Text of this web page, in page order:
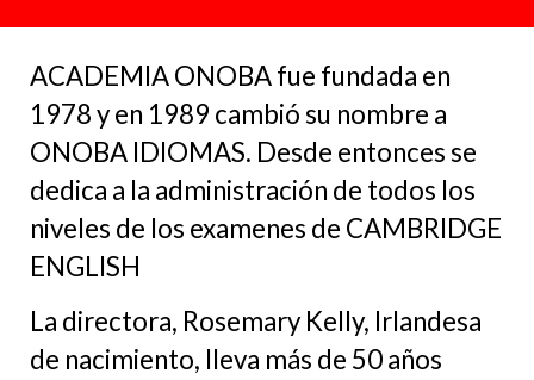
ACADEMIA ONOBA fue fundada en
1978 y en 1989 cambió su nombre a
ONOBA IDIOMAS. Desde entonces se
dedica a la administración de todos los
niveles de los examenes de CAMBRIDGE
ENGLISH
La directora, Rosemary Kelly, Irlandesa
de nacimiento, lleva más de 50 años